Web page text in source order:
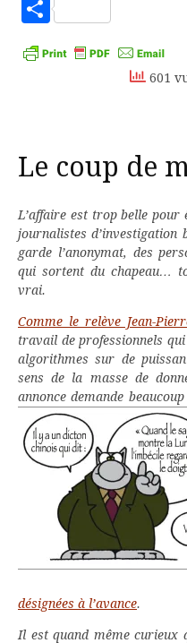
Partager
601
Le coup de
L’affaire est trop belle
journalistes d’investigation
garde l’anonymat, des
qui sortent du chapeau…
vrai.
Comme le relève Jean-
travail de professionnels
algorithmes sur de
sens de la masse de
annonce demande
désignées à l’avance.
Il est quand même curieux